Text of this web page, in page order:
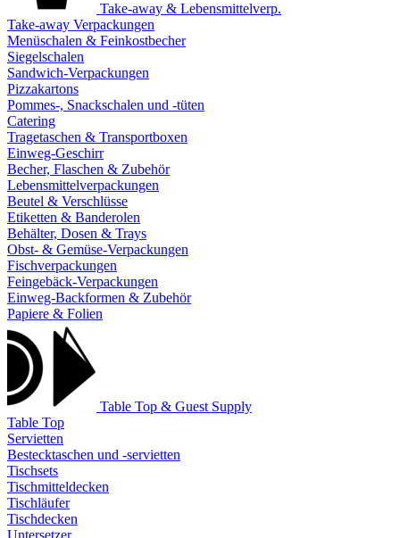
Take-away & Lebensmittelverp.
Take-away Verpackungen
Menüschalen & Feinkostbecher
Siegelschalen
Sandwich-Verpackungen
Pizzakartons
Pommes-, Snackschalen und -tüten
Catering
Tragetaschen & Transportboxen
Einweg-Geschirr
Becher, Flaschen & Zubehör
Lebensmittelverpackungen
Beutel & Verschlüsse
Etiketten & Banderolen
Behälter, Dosen & Trays
Obst- & Gemüse-Verpackungen
Fischverpackungen
Feingebäck-Verpackungen
Einweg-Backformen & Zubehör
Papiere & Folien
Table Top & Guest Supply
Table Top
Servietten
Bestecktaschen und -servietten
Tischsets
Tischmitteldecken
Tischläufer
Tischdecken